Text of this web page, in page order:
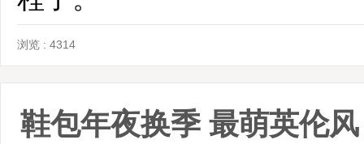
浏览 : 4314
鞋包年夜换季 最萌英伦风